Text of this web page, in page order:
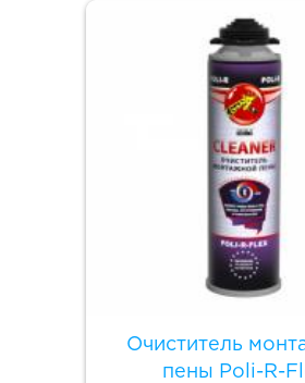
Очиститель
пены Poli-R-